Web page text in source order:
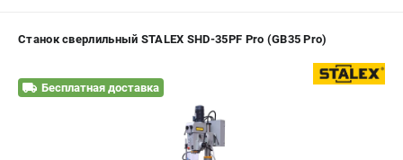
+7 (812) 564-50-74 - ЗАКАЗ ИЗДЕЛИЙ
САНКТ-ПЕТЕРБУРГ
Станок сверлильный STALEX SHD-35PF Pro (GB35 Pro)
Бесплатная доставка